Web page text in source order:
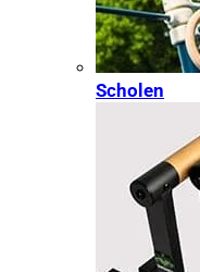
Scholen